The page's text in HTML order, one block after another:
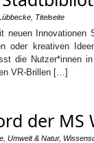
Titelseite
neuen Innovationen
oder kreativen
die Nutzer*innen
VR-Brillen […]
der MS
Umwelt & Natur,